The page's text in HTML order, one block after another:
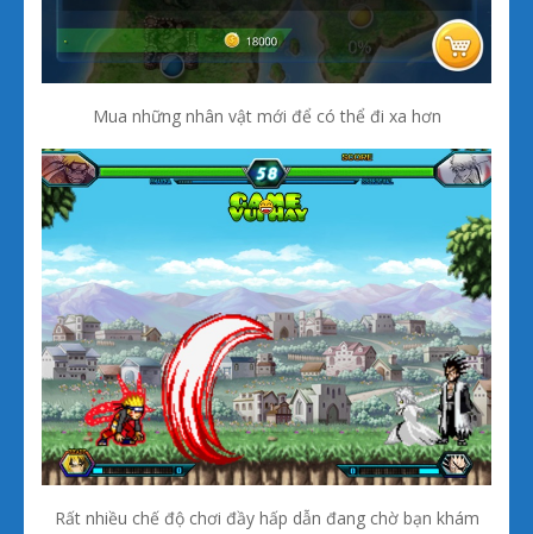
Mua những nhân vật mới để có thể đi xa hơn
Rất nhiều chế độ chơi đầy hấp dẫn đang chờ bạn khám